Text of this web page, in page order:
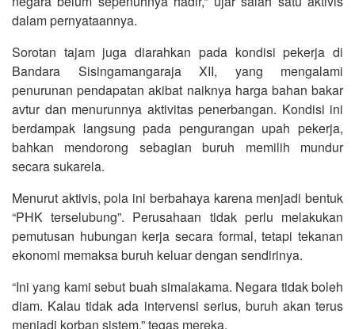
dalam pernyataannya.
Sorotan tajam juga diarahkan pada kondisi pekerja di
Bandara Sisingamangaraja XII, yang mengalami
penurunan pendapatan akibat naiknya harga bahan bakar
avtur dan menurunnya aktivitas penerbangan. Kondisi ini
berdampak langsung pada pengurangan upah pekerja,
bahkan mendorong sebagian buruh memilih mundur
secara sukarela.
Menurut aktivis, pola ini berbahaya karena menjadi bentuk
“PHK terselubung”. Perusahaan tidak perlu melakukan
pemutusan hubungan kerja secara formal, tetapi tekanan
ekonomi memaksa buruh keluar dengan sendirinya.
“Ini yang kami sebut buah simalakama. Negara tidak boleh
diam. Kalau tidak ada intervensi serius, buruh akan terus
menjadi korban sistem,” tegas mereka.